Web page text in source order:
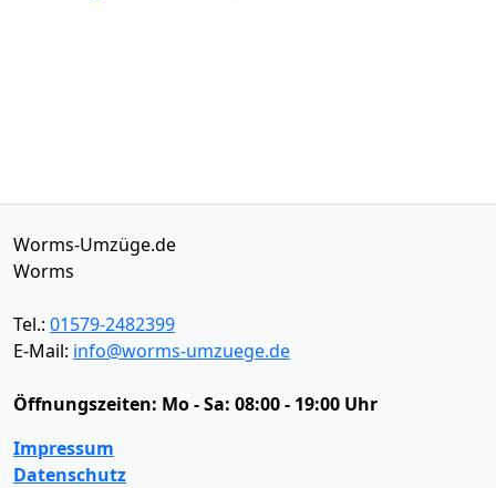
Worms-Umzüge.de
Worms
Tel.: 01579-2482399
E-Mail: info@worms-umzuege.de
Öffnungszeiten: Mo - Sa: 08:00 - 19:00 Uhr
Impressum
Datenschutz